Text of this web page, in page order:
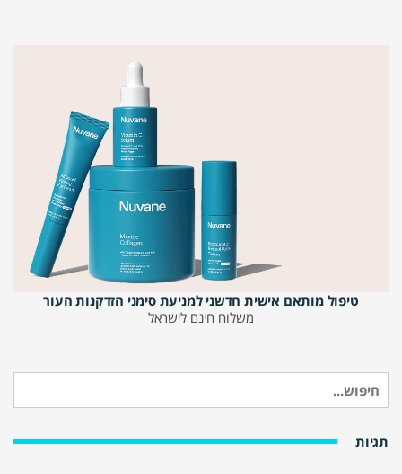
טיפול מותאם אישית חדשני למניעת סימני הזדקנות העור
משלוח חינם לישראל
עבור:
תגיות